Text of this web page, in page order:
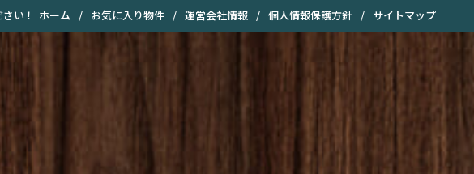
い！ ホーム / お気に入り物件 / 運営会社情報 / 個人情報保護方針 / サイトマップ